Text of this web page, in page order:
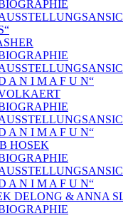
A N I M A F U N“
A N I M A F U N“
HOSEK
A N I M A F U N“
DELONG & ANNA